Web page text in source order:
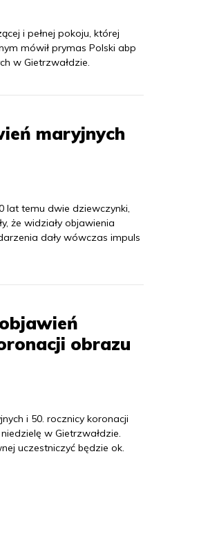
i pełnej pokoju, której
mówił prymas Polski abp
w Gietrzwałdzie.
maryjnych
lat temu dwie dziewczynki,
że widziały objawienia
dały wówczas impuls
obrazu
i 50. rocznicy koronacji
w Gietrzwałdzie.
uczestniczyć będzie ok.